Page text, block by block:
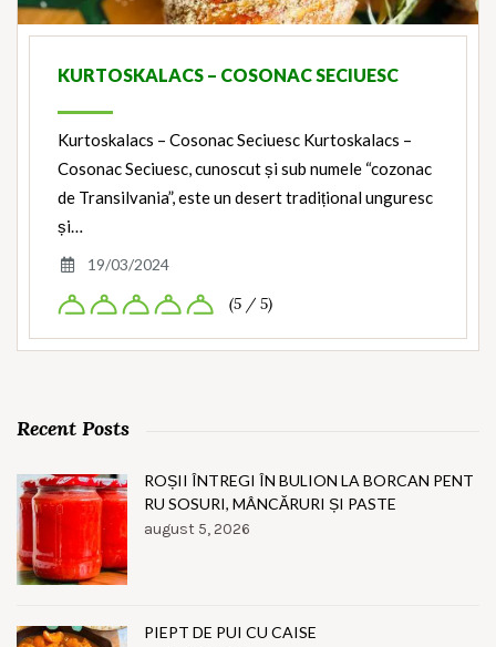
KURTOSKALACS – COSONAC SECIUESC
Kurtoskalacs – Cosonac Seciuesc Kurtoskalacs –
Cosonac Seciuesc, cunoscut și sub numele “cozonac
de Transilvania”, este un desert tradițional unguresc
și…
19/03/2024
(5 / 5)
Recent Posts
ROȘII ÎNTREGI ÎN BULION LA BORCAN PENT
RU SOSURI, MÂNCĂRURI ȘI PASTE
august 5, 2026
PIEPT DE PUI CU CAISE